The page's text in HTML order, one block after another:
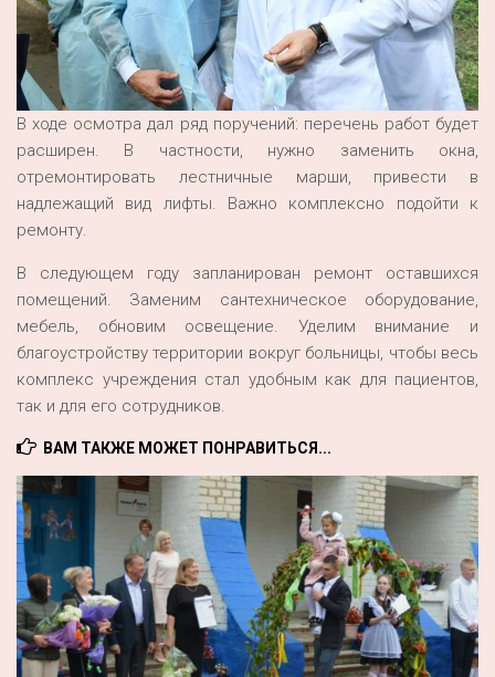
В ходе осмотра дал ряд поручений: перечень работ будет
расширен. В частности, нужно заменить окна,
отремонтировать лестничные марши, привести в
надлежащий вид лифты. Важно комплексно подойти к
ремонту.
В следующем году запланирован ремонт оставшихся
помещений. Заменим сантехническое оборудование,
мебель, обновим освещение. Уделим внимание и
благоустройству территории вокруг больницы, чтобы весь
комплекс учреждения стал удобным как для пациентов,
так и для его сотрудников.
ВАМ ТАКЖЕ МОЖЕТ ПОНРАВИТЬСЯ...